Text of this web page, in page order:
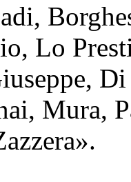
Lo
Mura,